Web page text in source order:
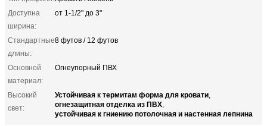
Доступна
ширина:
от 1-1/2" до 3"
Стандартные
длины:
8 футов / 12 футов
Основной
материал:
Огнеупорный ПВХ
Высокий
свет:
Устойчивая к термитам форма для кровати,
огнезащитная отделка из ПВХ,
устойчивая к гниению потолочная и настенная лепнина